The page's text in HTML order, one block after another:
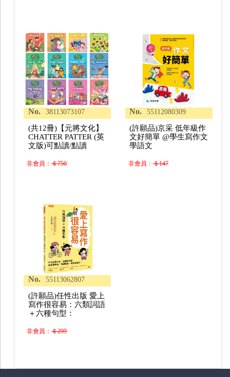
No. 38113073107
(共12冊)【元將文化】
CHATTER PATTER (英
文版)可點讀/點讀
非會員：＄750
No. 55112080309
(許願品)京采 低年級作
文好簡單 @學生寫作文
學語文
非會員：＄147
No. 55113062807
(許願品)任性出版 愛上
寫作很容易：六類詞語
＋六種句型：
非會員：＄299